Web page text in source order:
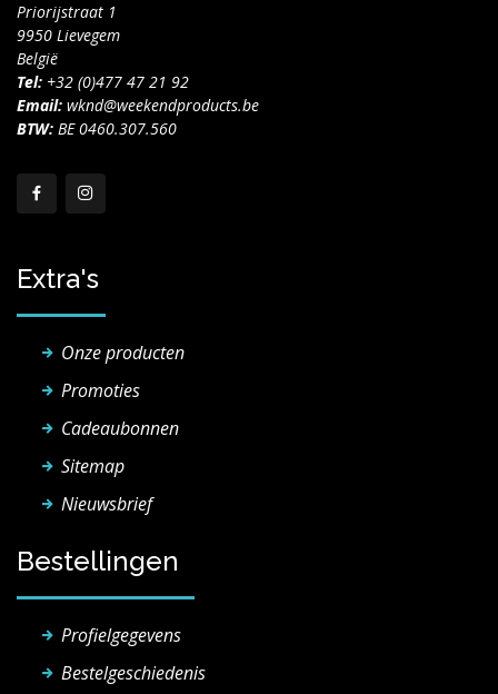
Priorijstraat 1
9950 Lievegem
België
Tel: +32 (0)477 47 21 92
Email: wknd@weekendproducts.be
BTW: BE 0460.307.560
Extra's
Onze producten
Promoties
Cadeaubonnen
Sitemap
Nieuwsbrief
Bestellingen
Profielgegevens
Bestelgeschiedenis